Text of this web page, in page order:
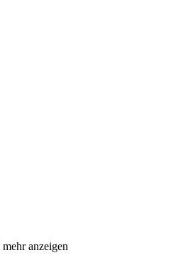
mehr anzeigen